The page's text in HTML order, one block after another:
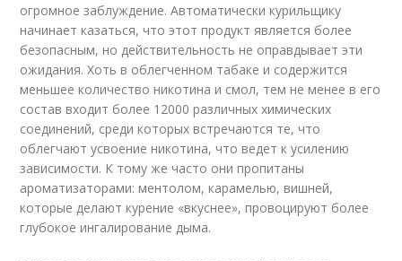
огромное заблуждение. Автоматически курильщику
начинает казаться, что этот продукт является более
безопасным, но действительность не оправдывает эти
ожидания. Хоть в облегченном табаке и содержится
меньшее количество никотина и смол, тем не менее в его
состав входит более 12000 различных химических
соединений, среди которых встречаются те, что
облегчают усвоение никотина, что ведет к усилению
зависимости. К тому же часто они пропитаны
ароматизаторами: ментолом, карамелью, вишней,
которые делают курение «вкуснее», провоцируют более
глубокое ингалирование дыма.